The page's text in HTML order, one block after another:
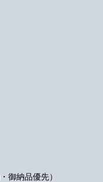
御納品優先）